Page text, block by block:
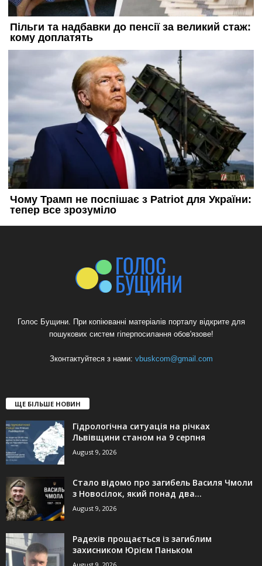
Голос Бущини. При копіюванні матеріалів порталу відкрите для
пошукових систем гіперпосилання обов'язове!
Зконтактуйтеся з нами: vbuskcom@gmail.com
ЩЕ БІЛЬШЕ НОВИН
Гідрологічна ситуація на річках
Львівщини станом на 9 серпня
August 9, 2026
Стало відомо про загибель Василя Чмоли
з Новосілок, який понад два...
August 9, 2026
Радехів прощається із загиблим
захисником Юрієм Паньком